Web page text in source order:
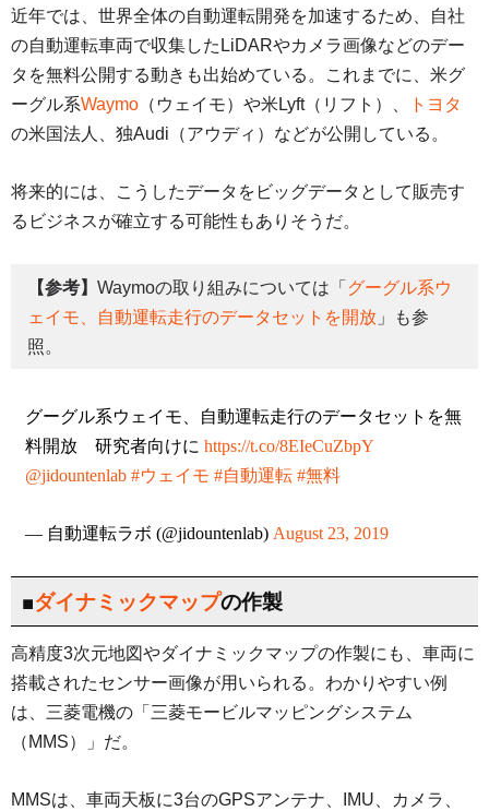
近年では、世界全体の自動運転開発を加速するため、自社
の自動運転車両で収集したLiDARやカメラ画像などのデー
タを無料公開する動きも出始めている。これまでに、米グ
ーグル系Waymo （ウェイモ）や米Lyft（リフト）、
トヨタ
の米国法人、独Audi（アウディ）などが公開している。
将来的には、こうしたデータをビッグデータとして販売す
るビジネスが確立する可能性もありそうだ。
【参考】 Waymoの取り組みについては「 グーグル系ウ
ェイモ、自動運転走行のデータセットを開放 」も参
照。
グーグル系ウェイモ、自動運転走行のデータセットを無
料開放 研究者向けに https://t.co/8EIeCuZbpY
@jidountenlab #ウェイモ #自動運転 #無料
— 自動運転ラボ (@jidountenlab) August 23, 2019
■ダイナミックマップの作製
高精度3次元地図やダイナミックマップの作製にも、車両に
搭載されたセンサー画像が用いられる。わかりやすい例
は、三菱電機の「三菱モービルマッピングシステム
（MMS）」だ。
MMSは、車両天板に3台のGPSアンテナ、IMU、カメラ、